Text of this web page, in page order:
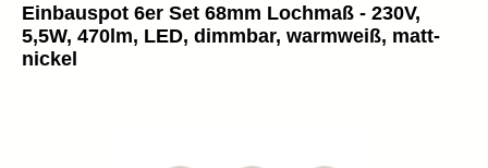
Einbauspot 6er Set 68mm Lochmaß - 230V,
5,5W, 470lm, LED, dimmbar, warmweiß, matt-
nickel